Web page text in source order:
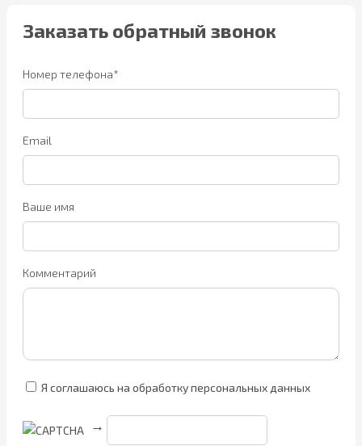
Заказать обратный звонок
Номер телефона*
Email
Ваше имя
Комментарий
Я соглашаюсь на обработку персональных данных
→